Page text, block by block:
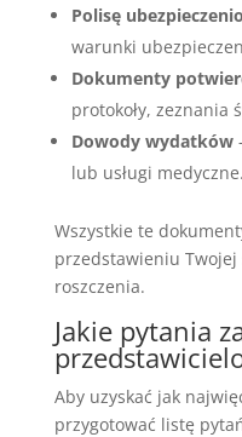
Polisę
warunki
Dokumenty
protokoły, zeznania
Dowody wydatków
lub usługi medyczne.
Wszystkie te
przedstawieniu
roszczenia.
Jakie pytania
Aby uzyskać jak
przygotować listę